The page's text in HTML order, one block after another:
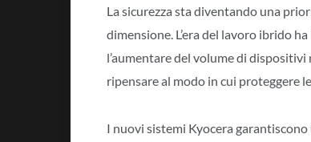
La sicurezza sta diventando una
dimensione. L’era del lavoro ibrido
l’aumentare del volume di
ripensare al modo in cui proteggere
I nuovi sistemi Kyocera